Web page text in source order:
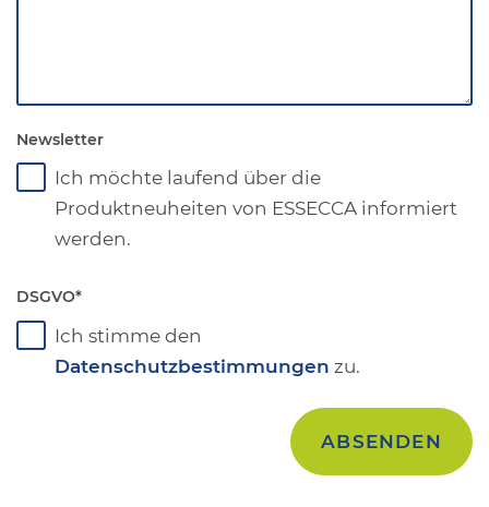
Newsletter
Ich möchte laufend über die
Produktneuheiten von ESSECCA informiert
werden.
DSGVO*
Ich stimme den
Datenschutzbestimmungen zu.